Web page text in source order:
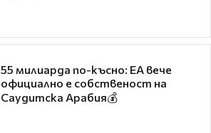
55 милиарда по-късно: EA вече
официално е собственост на
Саудитска Арабия💰